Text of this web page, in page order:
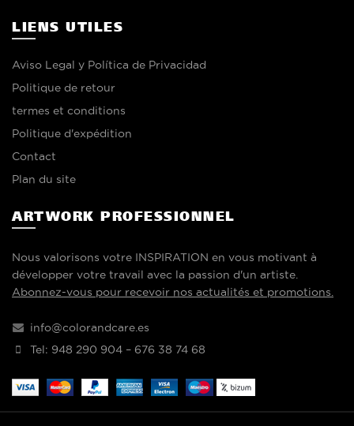
LIENS UTILES
Aviso Legal y Política de Privacidad
Politique de retour
termes et conditions
Politique d'expédition
Contact
Plan du site
ARTWORK PROFESSIONNEL
Nous valorisons votre INSPIRATION en vous motivant à
développer votre travail avec la passion d'un artiste.
Abonnez-vous pour recevoir nos actualités et promotions.
info@colorandcare.es
Tel: 948 290 904 – 676 38 74 68